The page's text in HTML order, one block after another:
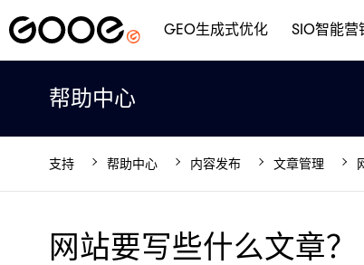
GEO生成式优化 SIO智能营
帮助中心
支持 帮助中心 内容发布 文章管理
网站要写些什么文章？